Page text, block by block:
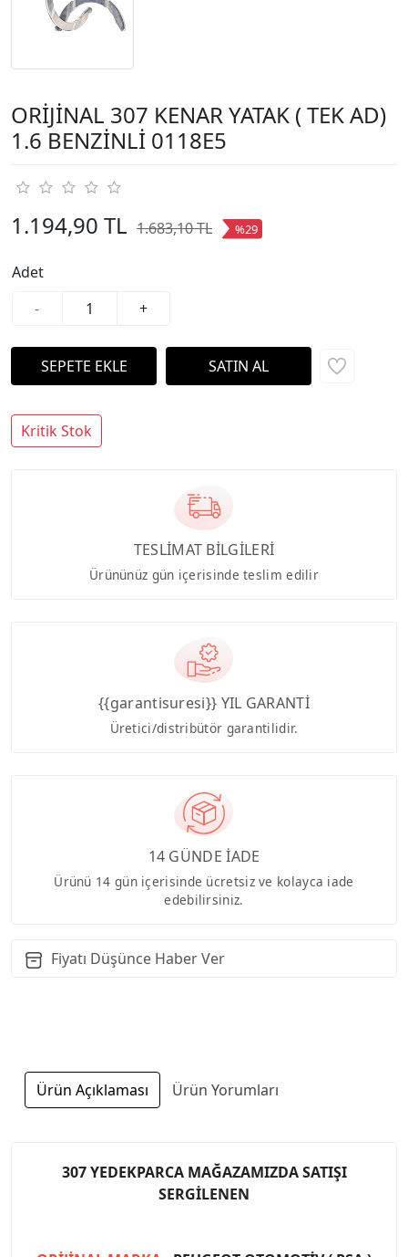
ORİJİNAL 307 KENAR YATAK ( TEK AD)
1.6 BENZİNLİ 0118E5
1.194,90 TL 1.683,10 TL %29
Adet
-
+
Kritik Stok
TESLİMAT BİLGİLERİ
Ürününüz gün içerisinde teslim edilir
{{garantisuresi}} YIL GARANTİ
Üretici/distribütör garantilidir.
14 GÜNDE İADE
Ürünü 14 gün içerisinde ücretsiz ve kolayca iade
edebilirsiniz.
Fiyatı Düşünce Haber Ver
Ürün Açıklaması Ürün Yorumları
307 YEDEKPARCA MAĞAZAMIZDA SATIŞI
SERGİLENEN